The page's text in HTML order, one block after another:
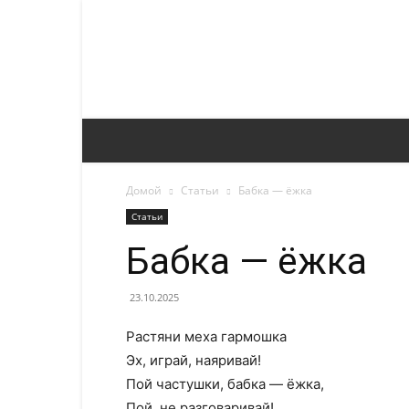
Домой Статьи Бабка — ёжка
Статьи
Бабка — ёжка
23.10.2025
Растяни меха гармошка
Эх, играй, наяривай!
Пой частушки, бабка — ёжка,